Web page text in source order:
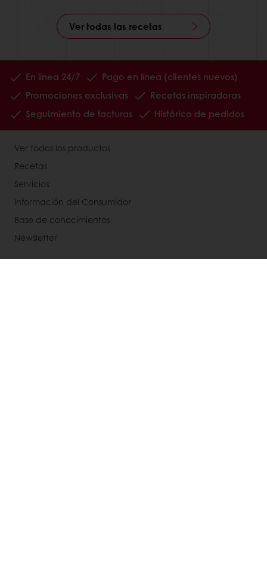
Ver todas las recetas
En línea 24/7
Pago en línea (clientes nuevos)
Promociones exclusivas
Recetas inspiradoras
Seguimiento de facturas
Histórico de pedidos
Ver todos los productos
Recetas
Servicios
Información del Consumidor
Base de conocimientos
Newsletter